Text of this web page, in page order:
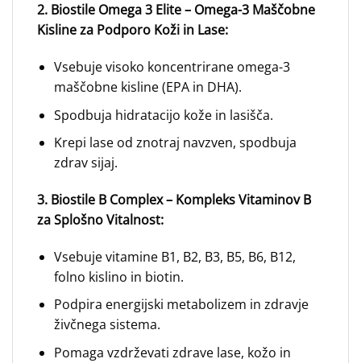
2. Biostile Omega 3 Elite – Omega-3 Maščobne
Kisline za Podporo Koži in Lase:
Vsebuje visoko koncentrirane omega-3
maščobne kisline (EPA in DHA).
Spodbuja hidratacijo kože in lasišča.
Krepi lase od znotraj navzven, spodbuja
zdrav sijaj.
3. Biostile B Complex – Kompleks Vitaminov B
za Splošno Vitalnost:
Vsebuje vitamine B1, B2, B3, B5, B6, B12,
folno kislino in biotin.
Podpira energijski metabolizem in zdravje
živčnega sistema.
Pomaga vzdrževati zdrave lase, kožo in